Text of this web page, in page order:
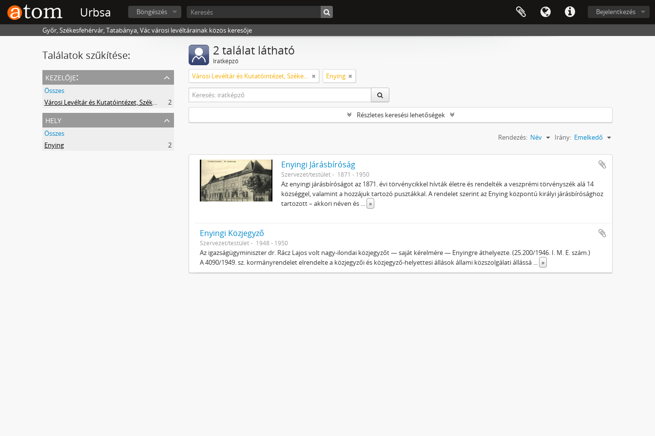
Urbsa Bejelentkezés
Böngészés
Győr, Székesfehérvár, Tatabánya, Vác városi levéltárainak közös keresője
Találatok szűkítése:
kezelője:
Összes
Városi Levéltár és Kutatóintézet, Székesfehérvár
2
hely
Összes
Enying
2
2 találat látható
Iratképző
Városi Levéltár és Kutatóintézet, Székesfehérvár Enying
Részletes keresési lehetőségek
Rendezés: Név Irány: Emelkedő
Enyingi Járásbíróság
Szervezet/testület 1871 - 1950
Az enyingi járásbíróságot az 1871. évi törvénycikkel hívták életre és rendelték a veszprémi törvényszék alá 14
községgel, valamint a hozzájuk tartozó pusztákkal. A rendelet szerint az Enying központú királyi járásbírósághoz
tartozott – akkori néven és ... »
Enyingi Közjegyző
Szervezet/testület 1948 - 1950
Az igazságügyminiszter dr. Rácz Lajos volt nagy-ilondai közjegyzőt — saját kérelmére — Enyingre áthelyezte. (25.200/1946. I. M. E. szám.)
A 4090/1949. sz. kormányrendelet elrendelte a közjegyzői és közjegyző-helyettesi állások állami közszolgálati állássá ... »